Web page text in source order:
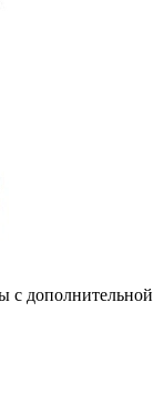
с дополнительной